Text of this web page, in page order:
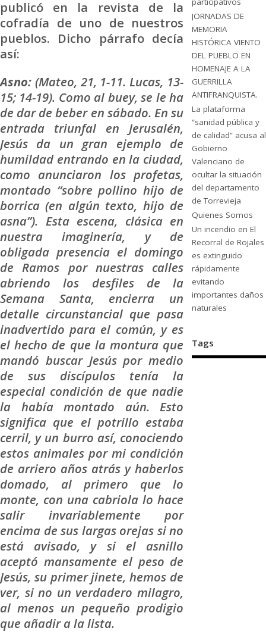
publicó en la revista de la
cofradía de uno de nuestros
pueblos. Dicho párrafo decía
así:
Asno: (Mateo, 21, 1-11. Lucas, 13-
15; 14-19). Como al buey, se le ha
de dar de beber en sábado. En su
entrada triunfal en Jerusalén,
Jesús da un gran ejemplo de
humildad entrando en la ciudad,
como anunciaron los profetas,
montado “sobre pollino hijo de
borrica (en algún texto, hijo de
asna”). Esta escena, clásica en
nuestra imaginería, y de
obligada presencia el domingo
de Ramos por nuestras calles
abriendo los desfiles de la
Semana Santa, encierra un
detalle circunstancial que pasa
inadvertido para el común, y es
el hecho de que la montura que
mandó buscar Jesús por medio
de sus discípulos tenía la
especial condición de que nadie
la había montado aún. Esto
significa que el potrillo estaba
cerril, y un burro así, conociendo
estos animales por mi condición
de arriero años atrás y haberlos
domado, al primero que lo
monte, con una cabriola lo hace
salir invariablemente por
encima de sus largas orejas si no
está avisado, y si el asnillo
aceptó mansamente el peso de
Jesús, su primer jinete, hemos de
ver, si no un verdadero milagro,
al menos un pequeño prodigio
que añadir a la lista.
JORNADAS DE
MEMORIA
HISTÓRICA VIENTO
DEL PUEBLO EN
HOMENAJE A LA
GUERRILLA
ANTIFRANQUISTA.
La plataforma
“sanidad pública y
de calidad” acusa al
Gobierno
Valenciano de
ocultar la situación
del departamento
de Torrevieja
Quienes Somos
Un incendio en El
Recorral de Rojales
es extinguido
rápidamente
evitando
importantes daños
naturales
Tags